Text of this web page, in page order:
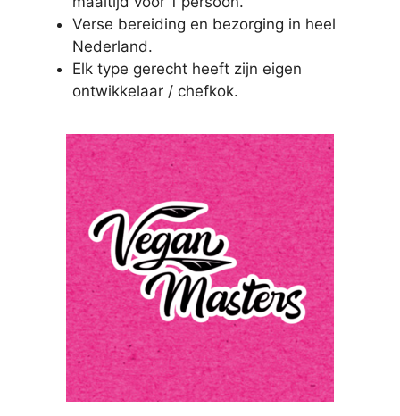
Verse bereiding en bezorging in heel
Nederland.
Elk type gerecht heeft zijn eigen
ontwikkelaar / chefkok.